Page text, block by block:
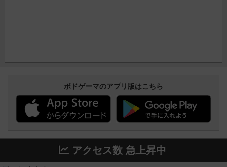
ボドゲーマのアプリ版はこちら
アクセス数 急上昇中